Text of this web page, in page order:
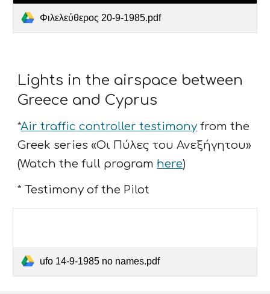
Φιλελεύθερος 20-9-1985.pdf
Lights in the airspace between
Greece and Cyprus
*Air traffic controller testimony from the
Greek series «Οι Πύλες του Ανεξήγητου»
(Watch the full program here)
* Testimony of the Pilot
ufo 14-9-1985 no names.pdf